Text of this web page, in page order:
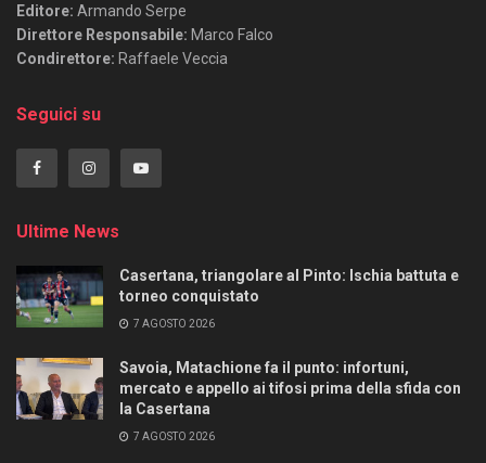
Editore: Armando Serpe
Direttore Responsabile: Marco Falco
Condirettore: Raffaele Veccia
Seguici su
Ultime News
Casertana, triangolare al Pinto: Ischia battuta e
torneo conquistato
7 AGOSTO 2026
Savoia, Matachione fa il punto: infortuni,
mercato e appello ai tifosi prima della sfida con
la Casertana
7 AGOSTO 2026